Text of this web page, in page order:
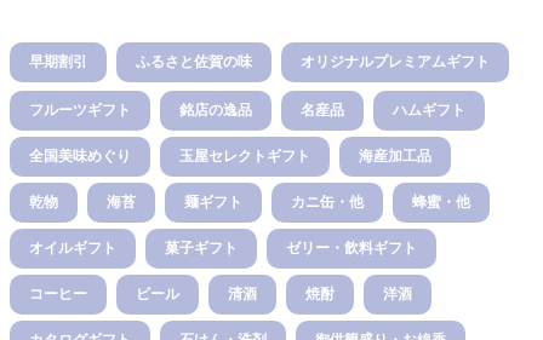
早期割引 ふるさと佐賀の味 オリジナルプレミアムギフト
フルーツギフト 銘店の逸品 名産品 ハムギフト
全国美味めぐり 玉屋セレクトギフト 海産加工品
乾物 海苔 麺ギフト カニ缶・他 蜂蜜・他
オイルギフト 菓子ギフト ゼリー・飲料ギフト
コーヒー ビール 清酒 焼酎 洋酒